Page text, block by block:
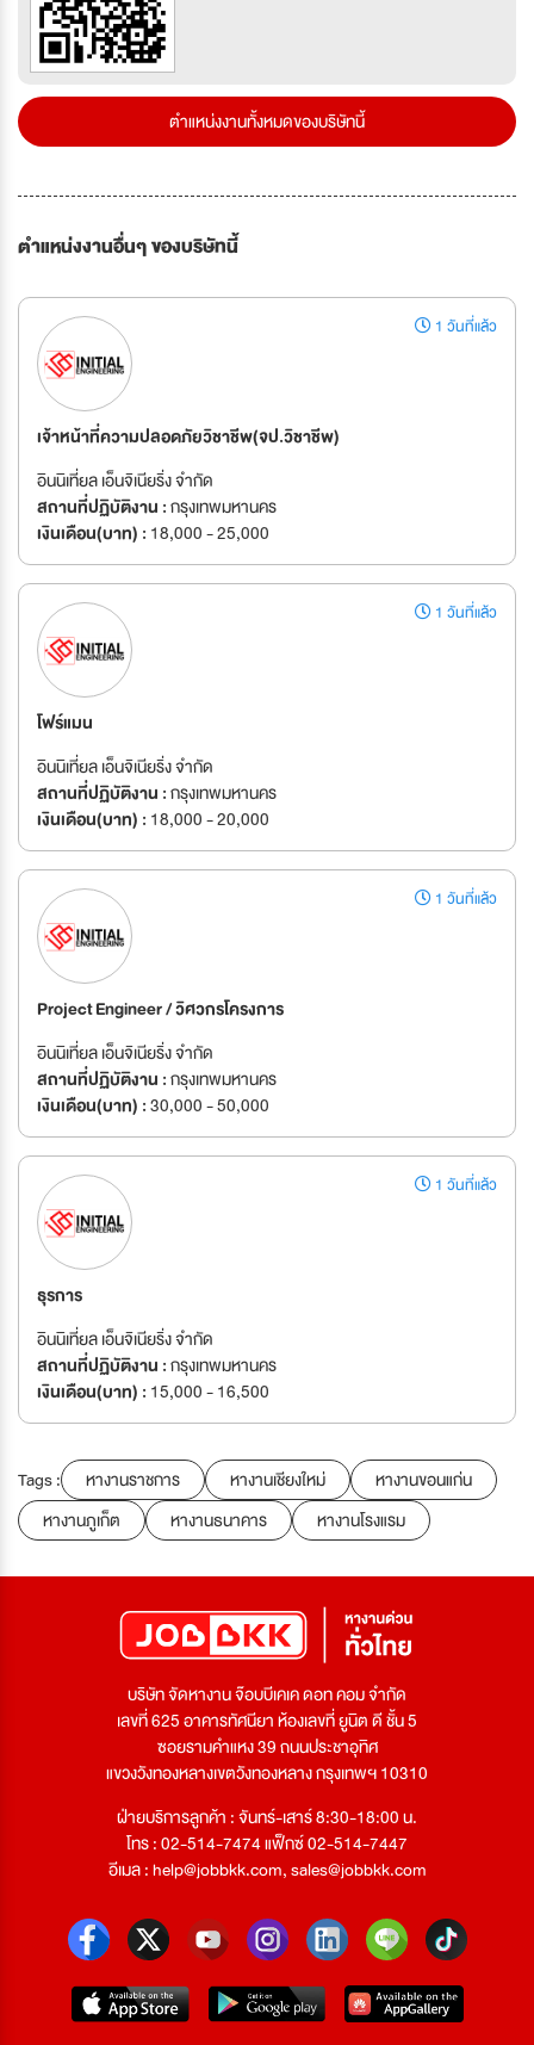
ตำแหน่งงานทั้งหมดของบริษัทนี้
ตำแหน่งงานอื่นๆ ของบริษัทนี้
1 วันที่แล้ว
เจ้าหน้าที่ความปลอดภัยวิชาชีพ(จป.วิชาชีพ)
อินนิเที่ยล เอ็นจิเนียริ่ง จำกัด
สถานที่ปฏิบัติงาน :กรุงเทพมหานคร
เงินเดือน(บาท) : 18,000 - 25,000
1 วันที่แล้ว
โฟร์แมน
อินนิเที่ยล เอ็นจิเนียริ่ง จำกัด
สถานที่ปฏิบัติงาน :กรุงเทพมหานคร
เงินเดือน(บาท) : 18,000 - 20,000
1 วันที่แล้ว
Project Engineer / วิศวกรโครงการ
อินนิเที่ยล เอ็นจิเนียริ่ง จำกัด
สถานที่ปฏิบัติงาน :กรุงเทพมหานคร
เงินเดือน(บาท) :30,000 - 50,000
1 วันที่แล้ว
ธุรการ
อินนิเที่ยล เอ็นจิเนียริ่ง จำกัด
สถานที่ปฏิบัติงาน :กรุงเทพมหานคร
เงินเดือน(บาท) : 15,000 - 16,500
Tags : หางานราชการ หางานเชียงใหม่
หางานขอนแก่น
หางานภูเก็ต
หางานธนาคาร หางานโรงแรม
บริษัท จัดหางาน จ๊อบบีเคเค ดอท คอม จำกัด
เลขที่ 625 อาคารทัศนียา ห้องเลขที่ ยูนิต ดี ชั้น 5
ซอยรามคำแหง 39 ถนนประชาอุทิศ
แขวงวังทองหลางเขตวังทองหลาง กรุงเทพฯ 10310
ฝ่ายบริการลูกค้า : จันทร์-เสาร์ 8:30-18:00 น.
โทร : 02-514-7474 แฟ็กซ์ 02-514-7447
อีเมล :help@jobbkk.com,sales@jobbkk.com